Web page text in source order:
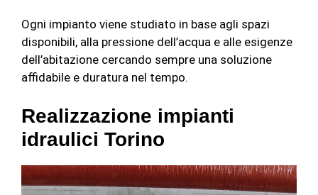
Ogni impianto viene studiato in base agli spazi
disponibili, alla pressione dell’acqua e alle esigenze
dell’abitazione cercando sempre una soluzione
affidabile e duratura nel tempo.
Realizzazione impianti
idraulici Torino